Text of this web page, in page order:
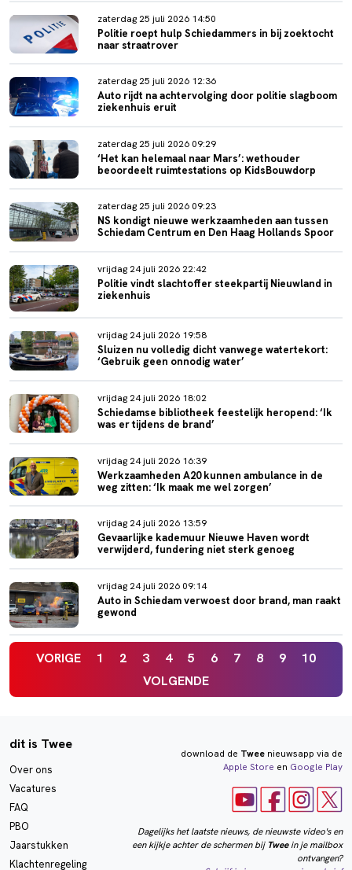
zaterdag 25 juli 2026 14:50
Politie roept hulp Schiedammers in bij zoektocht
naar straatrover
zaterdag 25 juli 2026 12:36
Auto rijdt na achtervolging door politie slagboom
ziekenhuis eruit
zaterdag 25 juli 2026 09:29
‘Het kan helemaal naar Mars’: wethouder
beoordeelt ruimtestations op KidsBouwdorp
zaterdag 25 juli 2026 09:23
NS kondigt nieuwe werkzaamheden aan tussen
Schiedam Centrum en Den Haag Hollands Spoor
vrijdag 24 juli 2026 22:42
Politie vindt slachtoffer steekpartij Nieuwland in
ziekenhuis
vrijdag 24 juli 2026 19:58
Sluizen nu volledig dicht vanwege watertekort:
‘Gebruik geen onnodig water’
vrijdag 24 juli 2026 18:02
Schiedamse bibliotheek feestelijk heropend: ‘Ik
was er tijdens de brand’
vrijdag 24 juli 2026 16:39
Werkzaamheden A20 kunnen ambulance in de
weg zitten: ‘Ik maak me wel zorgen’
vrijdag 24 juli 2026 13:59
Gevaarlijke kademuur Nieuwe Haven wordt
verwijderd, fundering niet sterk genoeg
vrijdag 24 juli 2026 09:14
Auto in Schiedam verwoest door brand, man raakt
gewond
VORIGE 1 2 3 4 5 6 7 8 9
10
VOLGENDE
dit is Twee
Over ons
Vacatures
FAQ
PBO
Jaarstukken
Klachtenregeling
download de Tweenieuwsapp via de
Apple Store en Google Play
Dagelijks het laatste nieuws, de nieuwste video's en
een kijkje achter de schermen bij Tweein je mailbox
ontvangen?